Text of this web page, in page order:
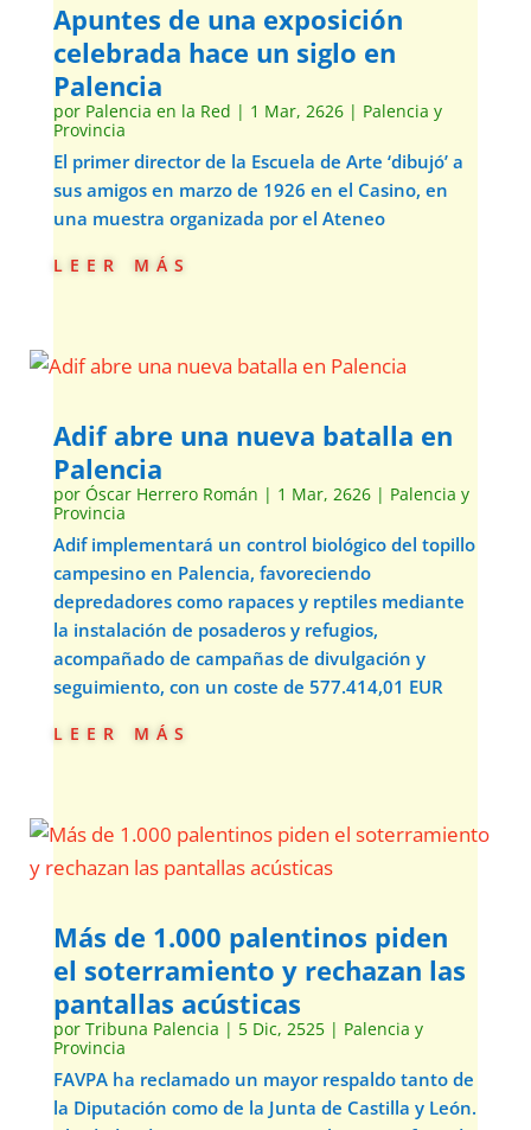
Apuntes de una exposición
celebrada hace un siglo en
Palencia
por Palencia en la Red | 1 Mar, 2626| Palencia y
Provincia
El primer director de la Escuela de Arte ‘dibujó’ a
sus amigos en marzo de 1926 en el Casino, en
una muestra organizada por el Ateneo
leer más
Adif abre una nueva batalla en
Palencia
por Óscar Herrero Román | 1 Mar, 2626| Palencia y
Provincia
Adif implementará un control biológico del topillo
campesino en Palencia, favoreciendo
depredadores como rapaces y reptiles mediante
la instalación de posaderos y refugios,
acompañado de campañas de divulgación y
seguimiento, con un coste de 577.414,01 EUR
leer más
Más de 1.000 palentinos piden
el soterramiento y rechazan las
pantallas acústicas
por Tribuna Palencia | 5 Dic, 2525| Palencia y
Provincia
FAVPA ha reclamado un mayor respaldo tanto de
la Diputación como de la Junta de Castilla y León.